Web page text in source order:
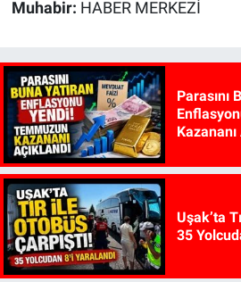
Muhabir: HABER MERKEZİ
Parasını
Kazananı
Uşak’ta
35